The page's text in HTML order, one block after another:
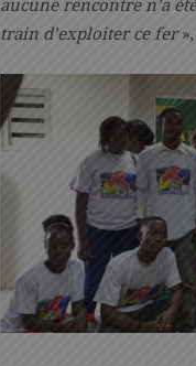
aucune rencontre n’a
train d’exploiter ce fer»,